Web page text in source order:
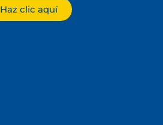
Haz clic aquí